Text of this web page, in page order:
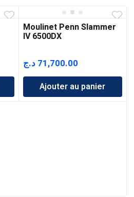
Moulinet Penn Slammer
IV 6500DX
71,700.00 د.ج
Ajouter au panier